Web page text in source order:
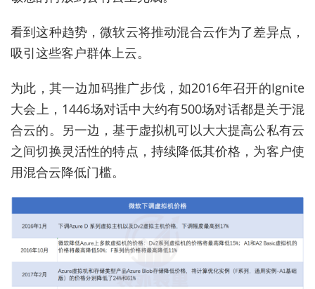
看到这种趋势，微软云将推动混合云作为了差异点，
吸引这些客户群体上云。
为此，其一边加码推广步伐，如2016年召开的Ignite
大会上，1446场对话中大约有500场对话都是关于混
合云的。另一边，基于虚拟机可以大大提高公私有云
之间切换灵活性的特点，持续降低其价格，为客户使
用混合云降低门槛。